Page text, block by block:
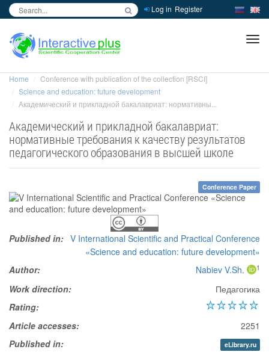
Log in Register
Home
Conference with publication of the collection [RSCI]
Science and education: future development
Академический и прикладной бакалавриат: нормативны...
Академический и прикладной бакалавриат:
нормативные требования к качеству результатов
педагогического образования в высшей школе
Conference Paper
Published in: V International Scientific and Practical Conference
«Science and education: future development»
Author:
Nabiev V.Sh. 1
Work direction:
Педагогика
Rating:
Article accesses:
2251
Published in:
eLibrary.ru